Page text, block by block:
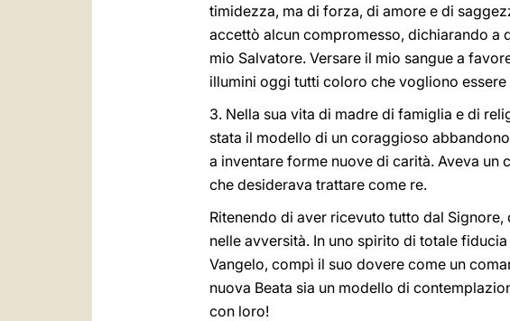
timidezza, ma di forza, di amore e di
accettò alcun compromesso, dichiarando a
mio Salvatore. Versare il mio sangue a
illumini oggi tutti coloro che vogliono
3. Nella sua vita di madre di famiglia e di
stata il modello di un coraggioso
a inventare forme nuove di carità. Aveva
che desiderava trattare come re.
Ritenendo di aver ricevuto tutto dal
nelle avversità. In uno spirito di totale
Vangelo, compì il suo dovere come un
nuova Beata sia un modello di
con loro!